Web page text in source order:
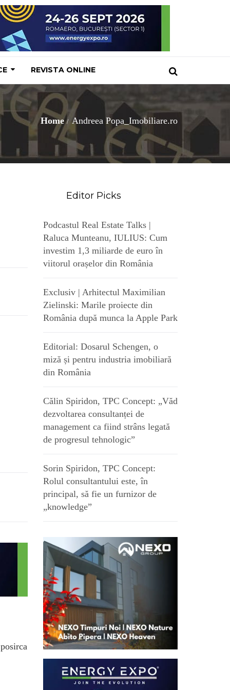
REVISTA ONLINE
Home Andreea Popa_Imobiliare.ro
Editor Picks
Podcastul Real Estate Talks |
Raluca Munteanu, IULIUS: Cum
investim 1,3 miliarde de euro în
viitorul orașelor din România
Exclusiv | Arhitectul Maximilian
Zielinski: Marile proiecte din
România după munca la Apple Park
Editorial: Dosarul Schengen, o
miză și pentru industria imobiliară
din România
Călin Spiridon, TPC Concept: „Văd
dezvoltarea consultanței de
management ca fiind strâns legată
de progresul tehnologic”
Sorin Spiridon, TPC Concept:
Rolul consultantului este, în
principal, să fie un furnizor de
„knowledge”